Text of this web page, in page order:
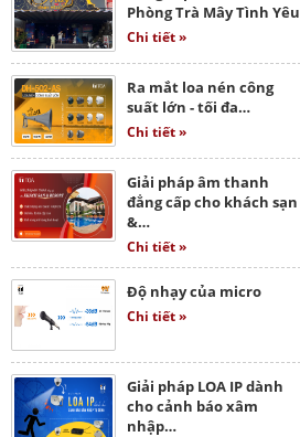
Phòng Trà Mây Tình Yêu
Chi tiết »
Ra mắt loa nén công
suất lớn - tối đa…
Chi tiết »
Giải pháp âm thanh
đẳng cấp cho khách sạn
&…
Chi tiết »
Độ nhạy của micro
Chi tiết »
Giải pháp LOA IP dành
cho cảnh báo xâm
nhập…